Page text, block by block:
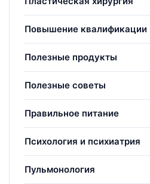
Повышение квалификации
Полезные продукты
Полезные советы
Правильное питание
Психология и психиатрия
Пульмонология